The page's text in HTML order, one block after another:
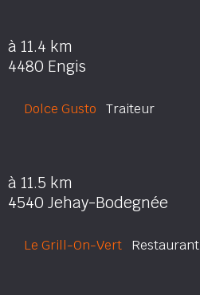
à 11.4 km
4480 Engis
Dolce Gusto Traiteur
à 11.5 km
4540 Jehay-Bodegnée
Le Grill-On-Vert Restaurant